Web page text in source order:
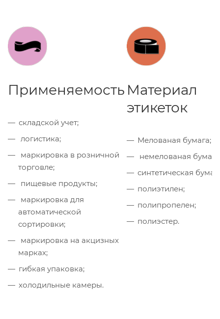
Применяемость
складской учет;
логистика;
торговле;
пищевые продукты;
автоматической
сортировки;
марках;
гибкая упаковка;
холодильные камеры.
Материал
этикеток
Мелованая бумага;
немелованая
синтетическая
полиэтилен;
полипропелен;
полиэстер.